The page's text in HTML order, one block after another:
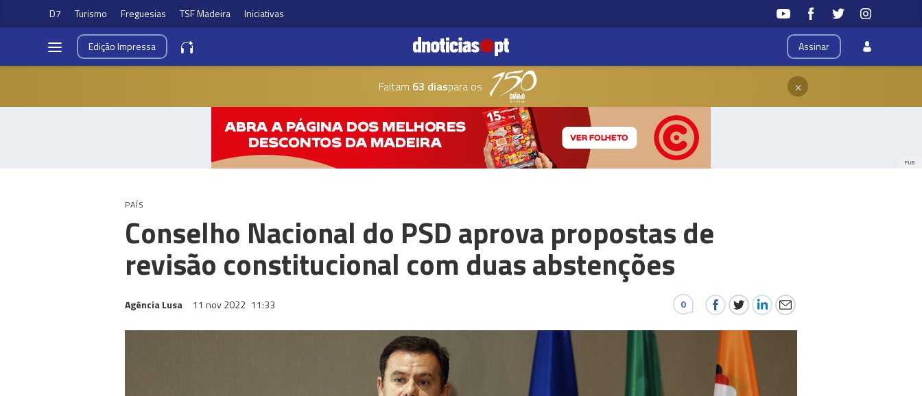
D7 Turismo Freguesias TSF Madeira Iniciativas
Assinar
EdiçãoImpressa
Faltam 63 diaspara os ×
PUB
PAÍS
Conselho Nacional do PSD aprova propostas de
revisão constitucional com duas abstenções
Agência Lusa 11 nov 2022 11:33 0